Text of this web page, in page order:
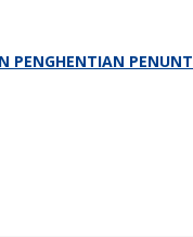
PENGHENTIAN